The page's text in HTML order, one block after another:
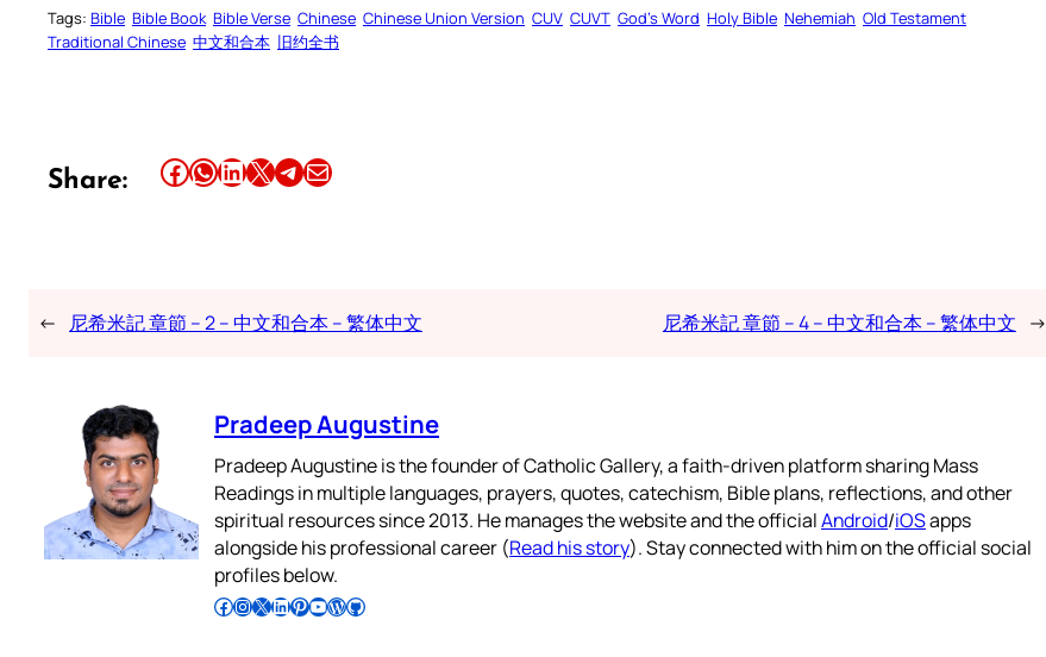
Tags: Bible Bible Book Bible Verse Chinese Chinese Union Version CUV CUVT God’s Word Holy Bible Nehemiah Old Testament
Traditional Chinese 中文和合本 旧约全书
Share: Share this article on Facebook Share this article on WhatsApp Share this article on LinkedIn Share this article on X Share this article on TelegramEmail this Article
← 尼希米記 章節 – 2 – 中文和合本 – 繁体中文 尼希米記 章節 – 4 – 中文和合本 – 繁体中文 →
Pradeep Augustine
Pradeep Augustine is the founder of Catholic Gallery, a faith-driven platform sharing Mass
Readings in multiple languages, prayers, quotes, catechism, Bible plans, reflections, and other
spiritual resources since 2013. He manages the website and the officialAndroid/iOSapps
alongside his professional career (Read his story). Stay connected with him on the official social
profiles below.
Follow Pradeep on Facebook Follow Pradeep on InstagramFollow Pradeep on X Follow Pradeep on LinkedIn Follow Pradeep on Pinterest Subscribe to Pradeep’s Youtube Channel Follow Pradeep on WordPress Follow Pradeep on GitHub